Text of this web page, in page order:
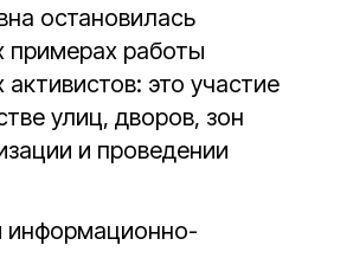
остановилась
примерах работы
это участие
улиц, дворов, зон
и проведении
информационно-